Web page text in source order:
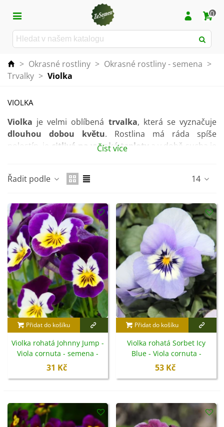
0
> Okrasné rostliny > Okrasné rostliny - semena >
Trvalky > Violka
VIOLKA
Violka je velmi oblíbená trvalka, která se vyznačuje
dlouhou dobou květu. Rostlina má ráda spíše
polostín, je
citlivá na vysoké teploty
a v době sucha je
Jedná se o poměrně
, vhodnou
terasu.
Kvete na jaře, v této době se také sbírají její
léčivélisty i
květy, které se používají čerstvé i sušené.
Číst více
Řadit podle 14
Přidat do košíku
Violka rohatá Johnny Jump -
Viola cornuta - semena -
300 ks
31 Kč
Přidat do košíku
Violka rohatá Sorbet Icy
Blue - Viola cornuta -
semena - 20 ks
53 Kč